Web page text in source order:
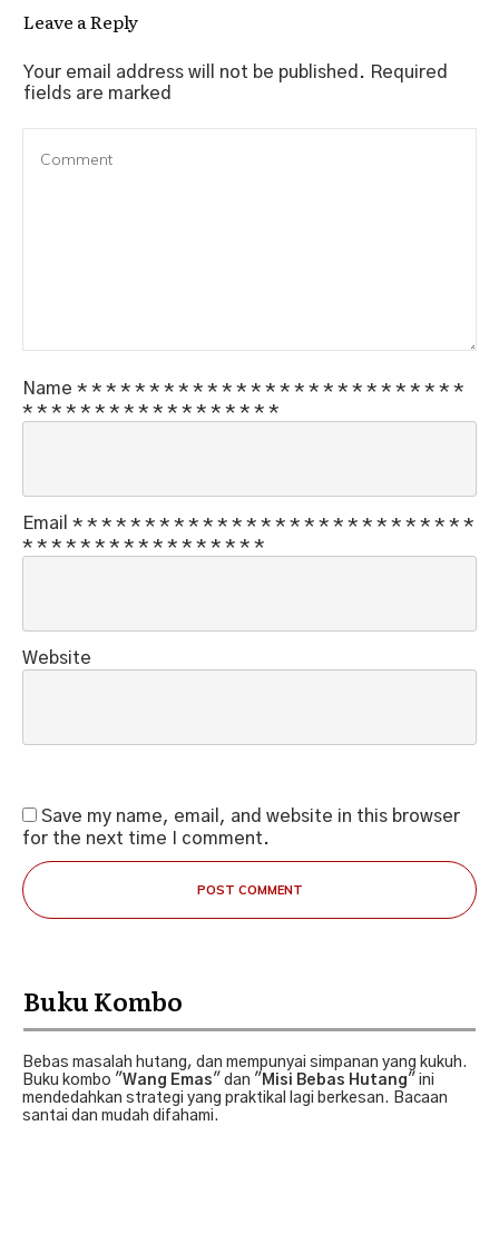
Leave a Reply
Your email address will not be published. Required
fields are marked
Name * * * * * * * * * * * * * * * * * * * * * * * * * * *
* * * * * * * * * * * * * * * * * *
Email * * * * * * * * * * * * * * * * * * * * * * * * * * * *
* * * * * * * * * * * * * * * * *
Website
Save my name, email, and website in this browser
for the next time I comment.
POST COMMENT
Buku Kombo
Bebas masalah hutang, dan mempunyai simpanan yang kukuh.
Buku kombo "Wang Emas" dan " Misi Bebas Hutang" ini
mendedahkan strategi yang praktikal lagi berkesan. Bacaan
santai dan mudah difahami.